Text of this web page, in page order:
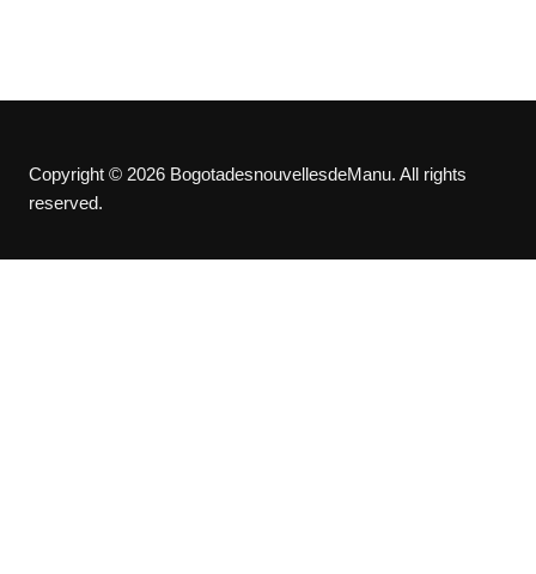
Copyright © 2026 BogotadesnouvellesdeManu. All rights
reserved.